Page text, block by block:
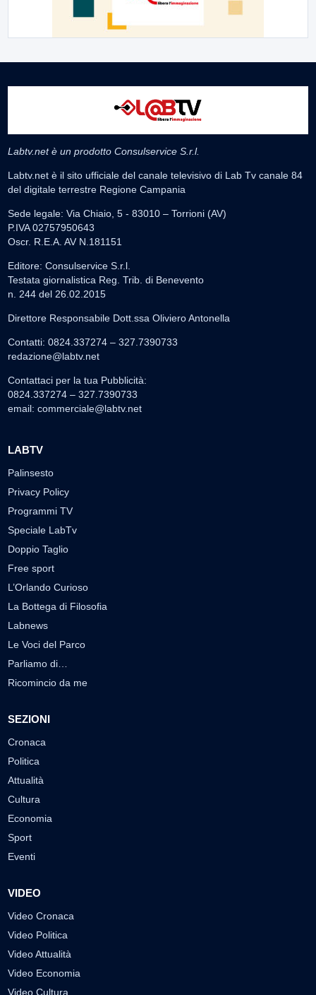
Labtv.net è un prodotto Consulservice S.r.l.
Labtv.net è il sito ufficiale del canale televisivo di Lab Tv canale 84
del digitale terrestre Regione Campania
Sede legale: Via Chiaio, 5 - 83010 – Torrioni (AV)
P.IVA 02757950643
Oscr. R.E.A. AV N.181151
Editore: Consulservice S.r.l.
Testata giornalistica Reg. Trib. di Benevento
n. 244 del 26.02.2015
Direttore Responsabile Dott.ssa Oliviero Antonella
Contatti: 0824.337274 – 327.7390733
redazione@labtv.net
Contattaci per la tua Pubblicità:
0824.337274 – 327.7390733
email: commerciale@labtv.net
LABTV
Palinsesto
Privacy Policy
Programmi TV
Speciale LabTv
Doppio Taglio
Free sport
L’Orlando Curioso
La Bottega di Filosofia
Labnews
Le Voci del Parco
Parliamo di…
Ricomincio da me
SEZIONI
Cronaca
Politica
Attualità
Cultura
Economia
Sport
Eventi
VIDEO
Video Cronaca
Video Politica
Video Attualità
Video Economia
Video Cultura